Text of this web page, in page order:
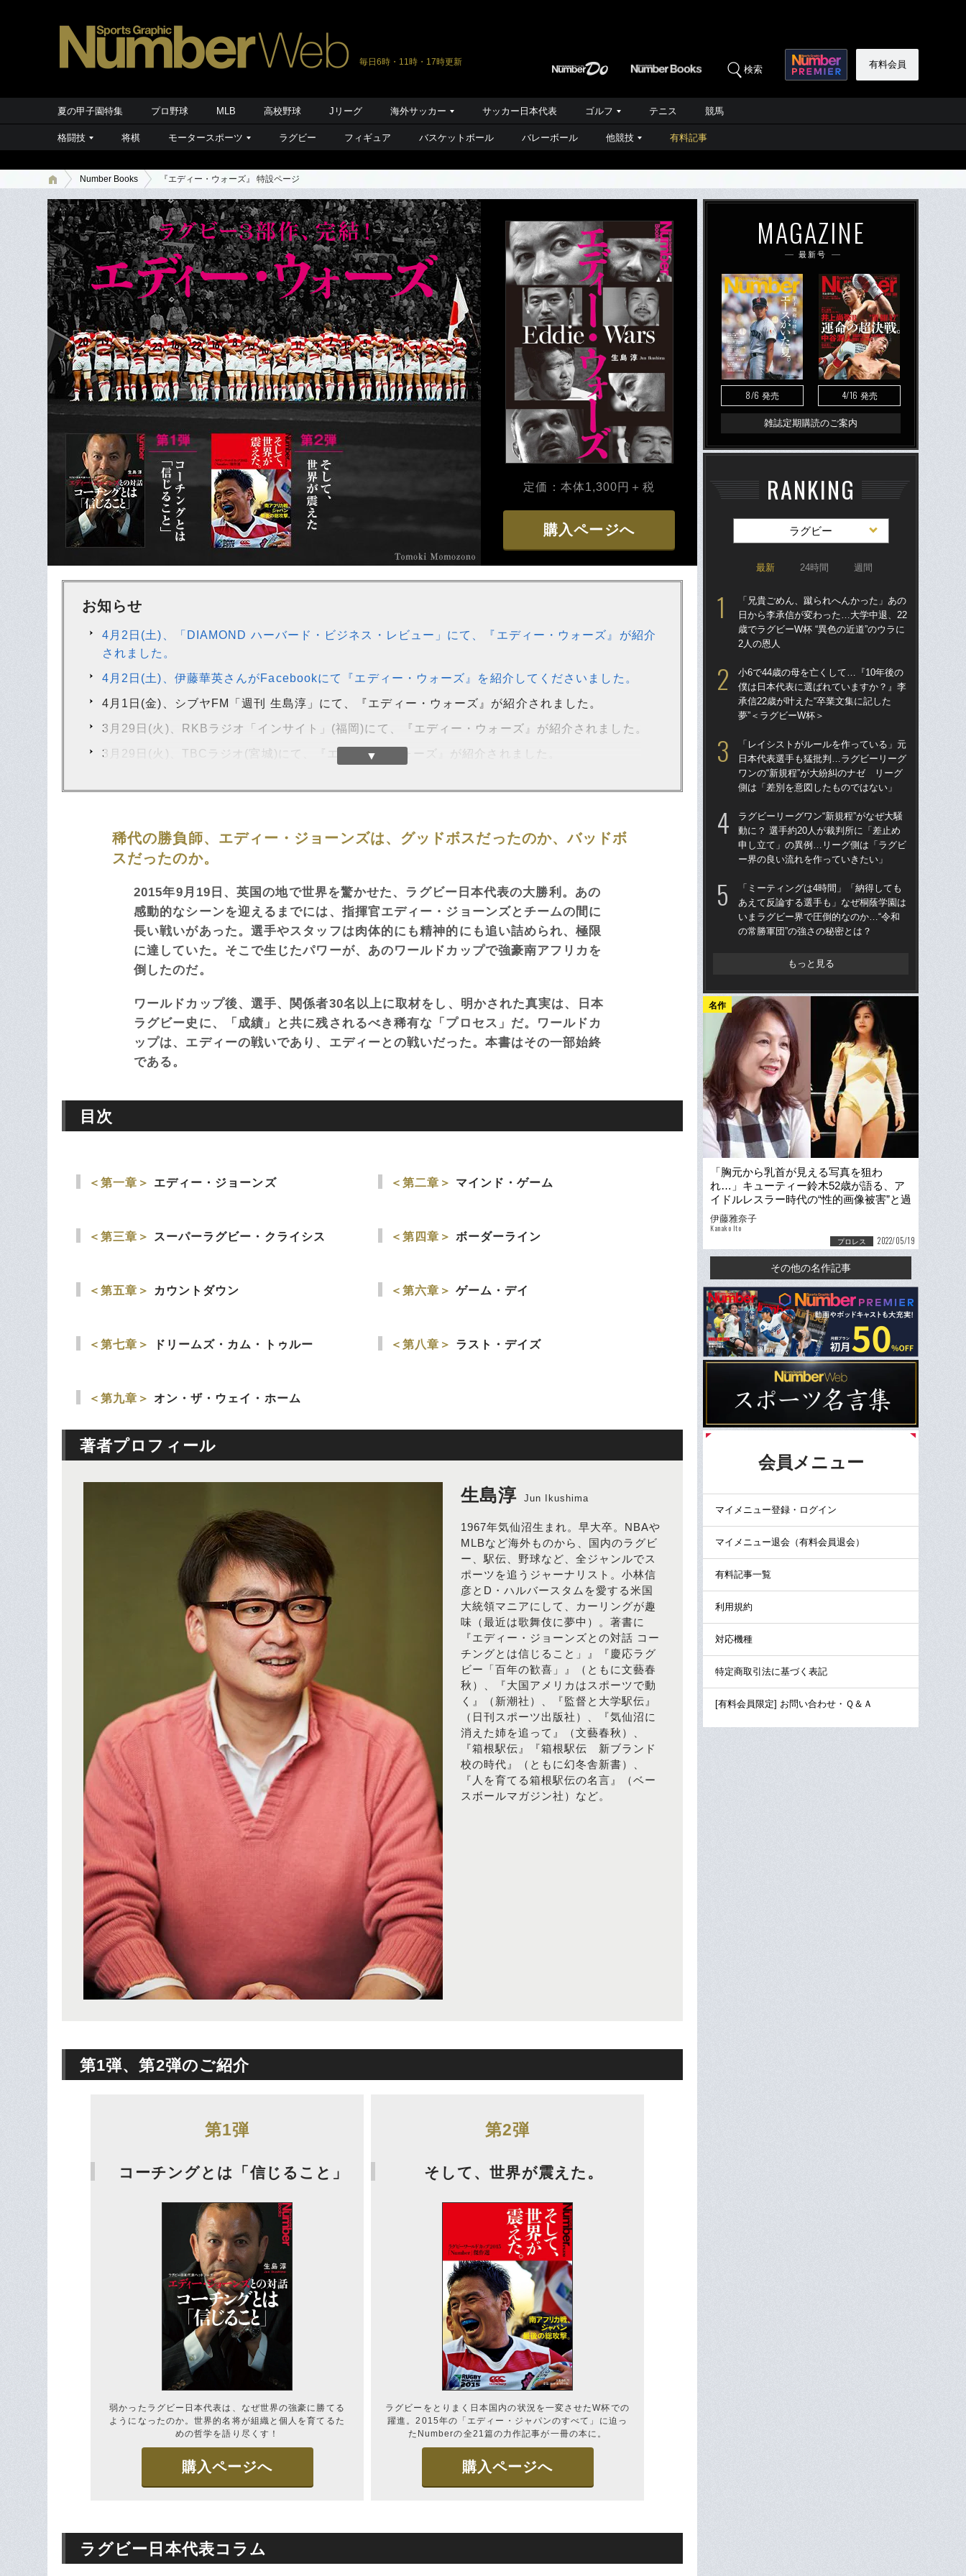
毎日6時・11時・17時更新
検索 有料会員
夏の甲子園特集 プロ野球 MLB 高校野球 Jリーグ 海外サッカー サッカー日本代表 ゴルフ テニス 競馬
格闘技 将棋 モータースポーツ ラグビー フィギュア バスケットボール バレーボール 他競技 有料記事
Number Books 『エディー・ウォーズ』 特設ページ
定価：本体1,300円＋税
購入ページへ
お知らせ
4月2日(土)、「DIAMOND ハーバード・ビジネス・レビュー」にて、『エディー・ウォーズ』が紹介
されました。
4月2日(土)、伊藤華英さんがFacebookにて『エディー・ウォーズ』を紹介してくださいました。
4月1日(金)、シブヤFM「週刊 生島淳」にて、『エディー・ウォーズ』が紹介されました。
3月29日(火)、RKBラジオ「インサイト」(福岡)にて、『エディー・ウォーズ』が紹介されました。
3月29日(火)、TBCラジオ(宮城)にて、『エディー・ウォーズ』が紹介されました。
▼
稀代の勝負師、エディー・ジョーンズは、グッドボスだったのか、バッドボ
スだったのか。
2015年9月19日、英国の地で世界を驚かせた、ラグビー日本代表の大勝利。あの
感動的なシーンを迎えるまでには、指揮官エディー・ジョーンズとチームの間に
長い戦いがあった。選手やスタッフは肉体的にも精神的にも追い詰められ、極限
に達していた。そこで生じたパワーが、あのワールドカップで強豪南アフリカを
倒したのだ。
ワールドカップ後、選手、関係者30名以上に取材をし、明かされた真実は、日本
ラグビー史に、「成績」と共に残されるべき稀有な「プロセス」だ。ワールドカ
ップは、エディーの戦いであり、エディーとの戦いだった。本書はその一部始終
である。
目次
＜第一章＞ エディー・ジョーンズ ＜第二章＞ マインド・ゲーム
＜第三章＞ スーパーラグビー・クライシス ＜第四章＞ ボーダーライン
＜第五章＞ カウントダウン ＜第六章＞ ゲーム・デイ
＜第七章＞ ドリームズ・カム・トゥルー ＜第八章＞ ラスト・デイズ
＜第九章＞ オン・ザ・ウェイ・ホーム
著者プロフィール
生島淳 Jun Ikushima
1967年気仙沼生まれ。早大卒。NBAや
MLBなど海外ものから、国内のラグビ
ー、駅伝、野球など、全ジャンルでス
ポーツを追うジャーナリスト。小林信
彦とD・ハルバースタムを愛する米国
大統領マニアにして、カーリングが趣
味（最近は歌舞伎に夢中）。著書に
『エディー・ジョーンズとの対話 コー
チングとは信じること」』『慶応ラグ
ビー「百年の歓喜」』（ともに文藝春
秋）、『大国アメリカはスポーツで動
く』（新潮社）、『監督と大学駅伝』
（日刊スポーツ出版社）、『気仙沼に
消えた姉を追って』（文藝春秋）、
『箱根駅伝』『箱根駅伝 新ブランド
校の時代』（ともに幻冬舎新書）、
『人を育てる箱根駅伝の名言』（ベー
スボールマガジン社）など。
第1弾、第2弾のご紹介
第1弾
コーチングとは「信じること」
弱かったラグビー日本代表は、なぜ世界の強豪に勝てる
ようになったのか。世界的名将が組織と個人を育てるた
めの哲学を語り尽くす！
購入ページへ
第2弾
そして、世界が震えた。
ラグビーをとりまく日本国内の状況を一変させたW杯での
躍進。2015年の「エディー・ジャパンのすべて」に迫っ
たNumberの全21篇の力作記事が一冊の本に。
購入ページへ
ラグビー日本代表コラム
MAGAZINE
最新号
8/6 発売 4/16 発売
雑誌定期購読のご案内
RANKING
ラグビー
最新 24時間 週間
「兄貴ごめん、蹴られへんかった」あの
日から李承信が変わった…大学中退、22
歳でラグビーW杯 “異色の近道”のウラに
2人の恩人
小6で44歳の母を亡くして…『10年後の
僕は日本代表に選ばれていますか？』李
承信22歳が叶えた“卒業文集に記した
夢”＜ラグビーW杯＞
「レイシストがルールを作っている」元
日本代表選手も猛批判…ラグビーリーグ
ワンの“新規程”が大紛糾のナゼ リーグ
側は「差別を意図したものではない」
ラグビーリーグワン“新規程”がなぜ大騒
動に？ 選手約20人が裁判所に「差止め
申し立て」の異例…リーグ側は「ラグビ
ー界の良い流れを作っていきたい」
「ミーティングは4時間」「納得しても
あえて反論する選手も」なぜ桐蔭学園は
いまラグビー界で圧倒的なのか…“令和
の常勝軍団”の強さの秘密とは？
もっと見る
名作
「胸元から乳首が見える写真を狙わ
れ…」キューティー鈴木52歳が語る、ア
イドルレスラー時代の“性的画像被害”と過
酷な生活「月給は8万円」
伊藤雅奈子
Kanako Ito
プロレス 2022/05/19
その他の名作記事
会員メニュー
マイメニュー登録・ログイン
マイメニュー退会（有料会員退会）
有料記事一覧
利用規約
対応機種
特定商取引法に基づく表記
[有料会員限定] お問い合わせ・Ｑ＆Ａ